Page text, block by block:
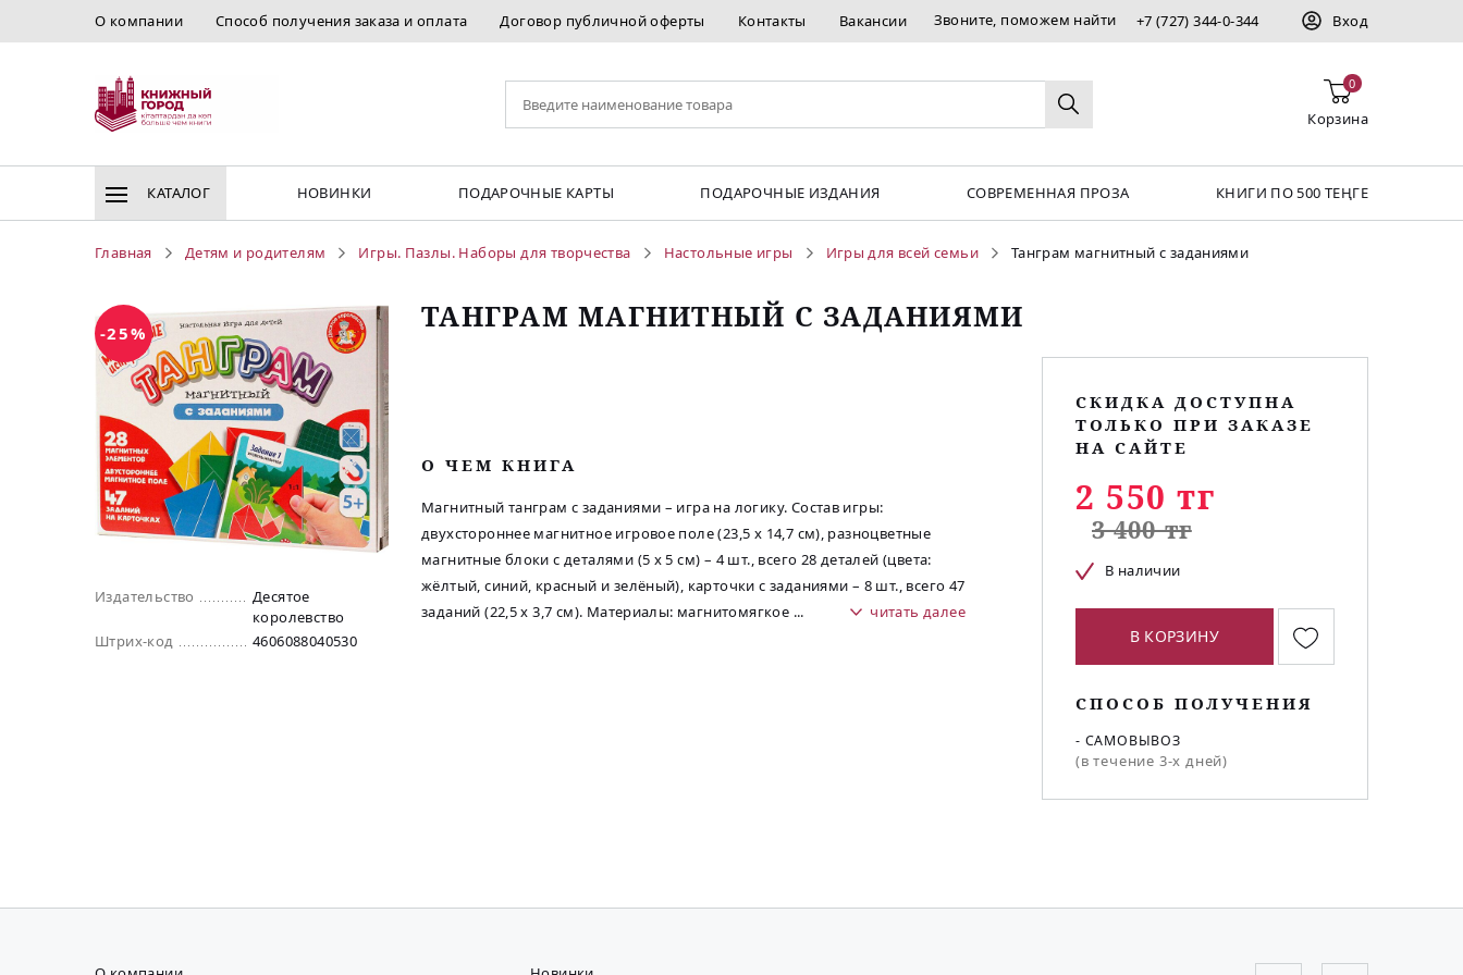
О компании Способ получения заказа и оплата Договор публичной оферты Контакты Вакансии Звоните, поможем найти +7 (727) 344-0-344 Вход
0
Корзина
КАТАЛОГ НОВИНКИ ПОДАРОЧНЫЕ КАРТЫ ПОДАРОЧНЫЕ ИЗДАНИЯ СОВРЕМЕННАЯ ПРОЗА КНИГИ ПО 500 ТЕҢГЕ
Главная Детям и родителям Игры. Пазлы. Наборы для творчества Настольные игры Игры для всей семьи Танграм магнитный с заданиями
-25%
Издательство
Десятое
королевство
Штрих-код
4606088040530
ТАНГРАМ МАГНИТНЫЙ С ЗАДАНИЯМИ
O ЧЕМ КНИГА
Магнитный танграм с заданиями – игра на логику. Состав игры:
двухстороннее магнитное игровое поле (23,5 х 14,7 см), разноцветные
магнитные блоки с деталями (5 х 5 см) – 4 шт., всего 28 деталей (цвета:
жёлтый, синий, красный и зелёный), карточки с заданиями – 8 шт., всего 47
заданий (22,5 х 3,7 см). Материалы: магнитомягкое ... читать далее
СКИДКА ДОСТУПНА
ТОЛЬКО ПРИ ЗАКАЗЕ
НА САЙТЕ
2 550 тг
3 400 тг
В наличии
В КОРЗИНУ
СПОСОБ ПОЛУЧЕНИЯ
- САМОВЫВОЗ
(в течение 3-х дней)